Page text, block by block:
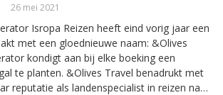
26 mei 2021
Isropa Reizen heeft eind vorig jaar een
met een gloednieuwe naam: &Olives
kondigt aan bij elke boeking een
te planten. &Olives Travel benadrukt met
reputatie als landenspecialist in reizen naar